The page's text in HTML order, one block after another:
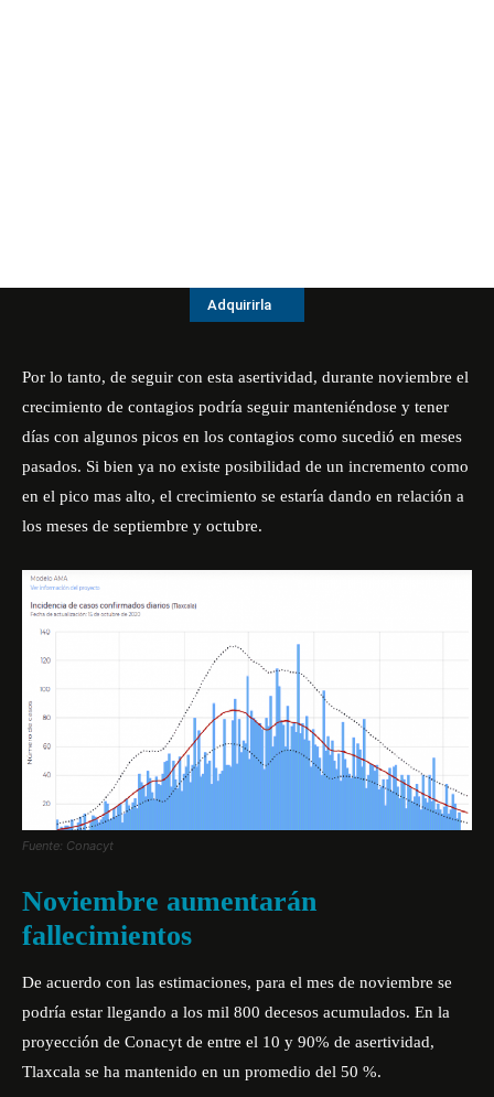
Adquirirla
Por lo tanto, de seguir con esta asertividad, durante noviembre el
crecimiento de contagios podría seguir manteniéndose y tener
días con algunos picos en los contagios como sucedió en meses
pasados. Si bien ya no existe posibilidad de un incremento como
en el pico mas alto, el crecimiento se estaría dando en relación a
los meses de septiembre y octubre.
Fuente: Conacyt
Noviembre aumentarán
fallecimientos
De acuerdo con las estimaciones, para el mes de noviembre se
podría estar llegando a los mil 800 decesos acumulados. En la
proyección de Conacyt de entre el 10 y 90% de asertividad,
Tlaxcala se ha mantenido en un promedio del 50 %.